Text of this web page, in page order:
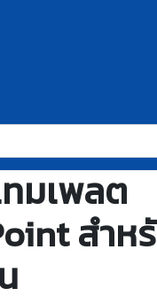
มเพลต
สำห